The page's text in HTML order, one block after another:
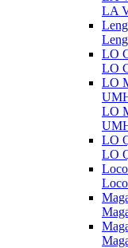
LA
LO
LO
LO
LO
LO
LO